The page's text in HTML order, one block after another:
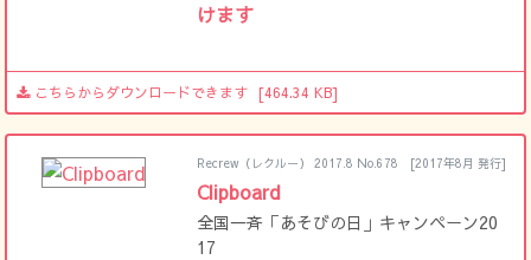
けます
こちらからダウンロードできます [464.34 KB]
Recrew（レクルー） 2017.8 No.678 [2017年8月 発行]
Clipboard
全国一斉「あそびの日」キャンペーン20
17